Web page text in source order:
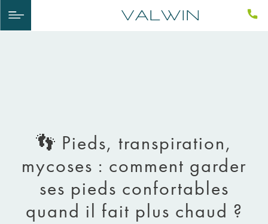
👣 Pieds, transpiration,
mycoses : comment garder
ses pieds confortables
quand il fait plus chaud ?